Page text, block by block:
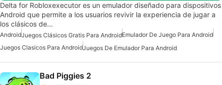
Delta for Robloxexecutor es un emulador diseñado para dispositivos
Android que permite a los usuarios revivir la experiencia de jugar a
los clásicos de…
AndroidJuegos Clásicos Gratis Para AndroidEmulador De Juego Para Android
Juegos Clasicos Para AndroidJuegos De Emulador Para Android
Bad Piggies 2